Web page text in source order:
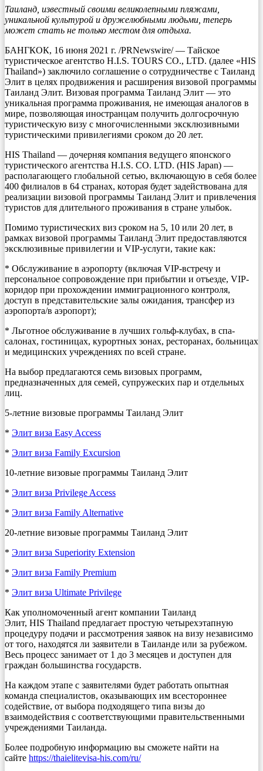
Таиланд, известный своими великолепными пляжами,
уникальной культурой и дружелюбными людьми, теперь
может стать не только местом для отдыха.
БАНГКОК, 16 июня 2021 г. /PRNewswire/ — Тайское
туристическое агентство H.I.S. TOURS CO., LTD. (далее «HIS
Thailand») заключило соглашение о сотрудничестве с Таиланд
Элит в целях продвижения и расширения визовой программы
Таиланд Элит. Визовая программа Таиланд Элит — это
уникальная программа проживания, не имеющая аналогов в
мире, позволяющая иностранцам получить долгосрочную
туристическую визу с многочисленными эксклюзивными
туристическими привилегиями сроком до 20 лет.
HIS Thailand — дочерняя компания ведущего японского
туристического агентства H.I.S. CO. LTD. (HIS Japan) —
располагающего глобальной сетью, включающую в себя более
400 филиалов в 64 странах, которая будет задействована для
реализации визовой программы Таиланд Элит и привлечения
туристов для длительного проживания в стране улыбок.
Помимо туристических виз сроком на 5, 10 или 20 лет, в
рамках визовой программы Таиланд Элит предоставляются
эксклюзивные привилегии и VIP-услуги, такие как:
* Обслуживание в аэропорту (включая VIP-встречу и
персональное сопровождение при прибытии и отъезде, VIP-
коридор при прохождении иммиграционного контроля,
доступ в представительские залы ожидания, трансфер из
аэропорта/в аэропорт);
* Льготное обслуживание в лучших гольф-клубах, в спа-
салонах, гостиницах, курортных зонах, ресторанах, больницах
и медицинских учреждениях по всей стране.
На выбор предлагаются семь визовых программ,
предназначенных для семей, супружеских пар и отдельных
лиц.
5-летние визовые программы Таиланд Элит
* Элит виза Easy Access
* Элит виза Family Excursion
10-летние визовые программы Таиланд Элит
* Элит виза Privilege Access
* Элит виза Family Alternative
20-летние визовые программы Таиланд Элит
* Элит виза Superiority Extension
* Элит виза Family Premium
* Элит виза Ultimate Privilege
Как уполномоченный агент компании Таиланд
Элит, HIS Thailand предлагает простую четырехэтапную
процедуру подачи и рассмотрения заявок на визу независимо
от того, находятся ли заявители в Таиланде или за рубежом.
Весь процесс занимает от 1 до 3 месяцев и доступен для
граждан большинства государств.
На каждом этапе с заявителями будет работать опытная
команда специалистов, оказывающих им всестороннее
содействие, от выбора подходящего типа визы до
взаимодействия с соответствующими правительственными
учреждениями Таиланда.
Более подробную информацию вы сможете найти на
сайте https://thaielitevisa-his.com/ru/